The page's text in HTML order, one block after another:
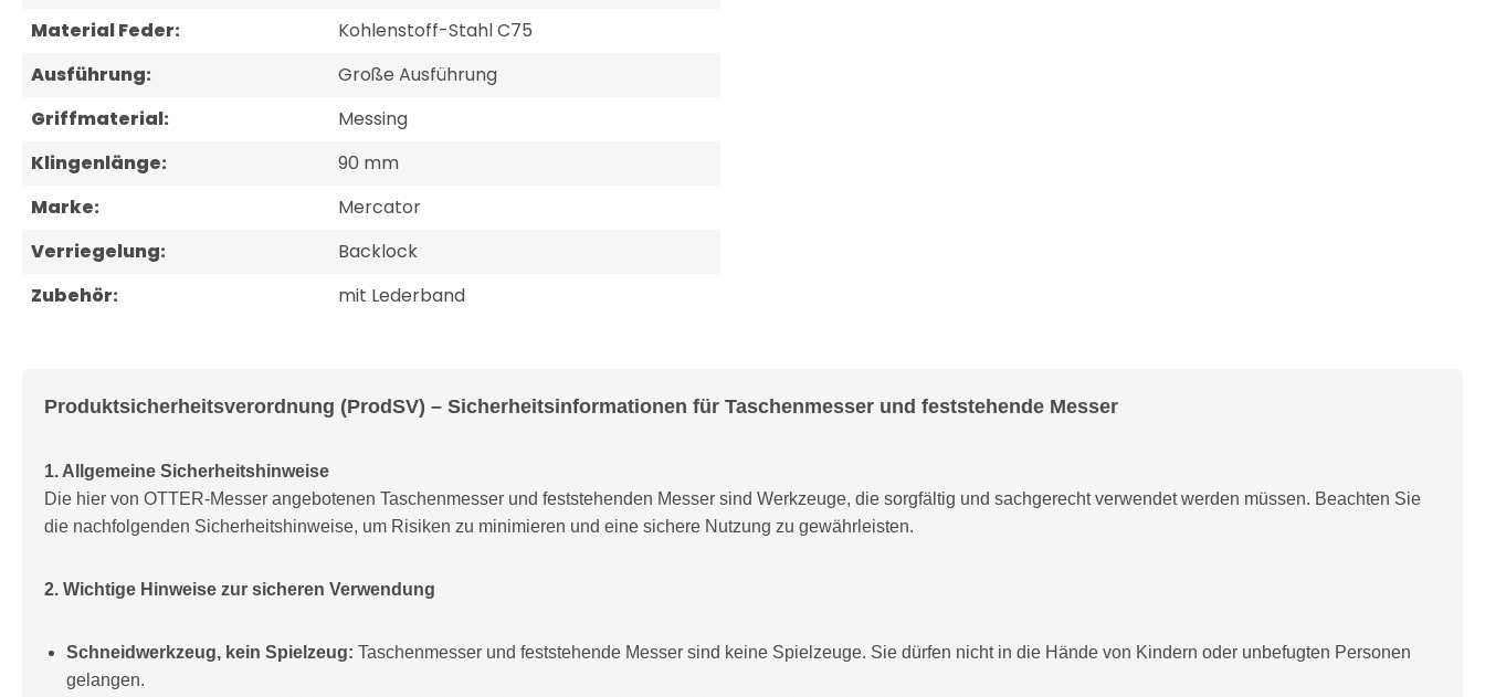
Material Feder:
Kohlenstoff-Stahl C75
Ausführung:
Große Ausführung
Griffmaterial:
Messing
Klingenlänge:
90 mm
Marke:
Mercator
Verriegelung:
Backlock
Zubehör:
mit Lederband
Produktsicherheitsverordnung (ProdSV) – Sicherheitsinformationen für Taschenmesser und feststehende Messer
1. Allgemeine Sicherheitshinweise
Die hier von OTTER-Messer angebotenen Taschenmesser und feststehenden Messer sind Werkzeuge, die sorgfältig und sachgerecht verwendet werden müssen. Beachten Sie
die nachfolgenden Sicherheitshinweise, um Risiken zu minimieren und eine sichere Nutzung zu gewährleisten.
2. Wichtige Hinweise zur sicheren Verwendung
Schneidwerkzeug, kein Spielzeug: Taschenmesser und feststehende Messer sind keine Spielzeuge. Sie dürfen nicht in die Hände von Kindern oder unbefugten Personen
gelangen.